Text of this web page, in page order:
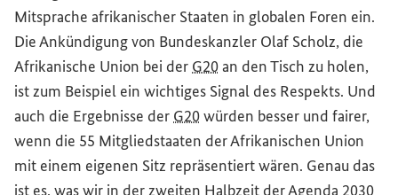
Mitsprache afrikanischer Staaten in globalen Foren ein.
Die Ankündigung von Bundeskanzler Olaf Scholz, die
Afrikanische Union bei der G20an den Tisch zu holen,
ist zum Beispiel ein wichtiges Signal des Respekts. Und
auch die Ergebnisse der G20würden besser und fairer,
wenn die 55 Mitgliedstaaten der Afrikanischen Union
mit einem eigenen Sitz repräsentiert wären. Genau das
ist es, was wir in der zweiten Halbzeit der Agenda 2030